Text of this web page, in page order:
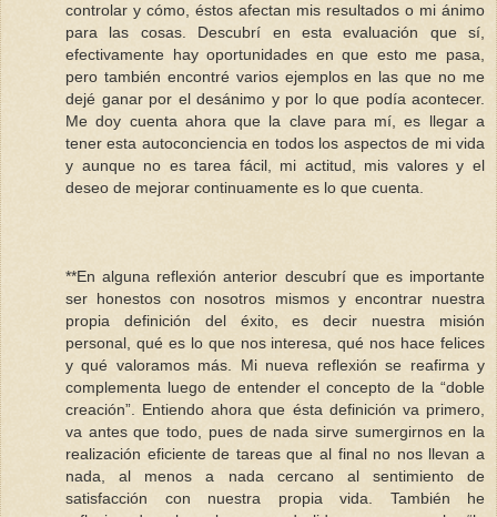
controlar y cómo, éstos afectan mis resultados o mi ánimo
para las cosas. Descubrí en esta evaluación que sí,
efectivamente hay oportunidades en que esto me pasa,
pero también encontré varios ejemplos en las que no me
dejé ganar por el desánimo y por lo que podía acontecer.
Me doy cuenta ahora que la clave para mí, es llegar a
tener esta autoconciencia en todos los aspectos de mi vida
y aunque no es tarea fácil, mi actitud, mis valores y el
deseo de mejorar continuamente es lo que cuenta.
**En alguna reflexión anterior descubrí que es importante
ser honestos con nosotros mismos y encontrar nuestra
propia definición del éxito, es decir nuestra misión
personal, qué es lo que nos interesa, qué nos hace felices
y qué valoramos más. Mi nueva reflexión se reafirma y
complementa luego de entender el concepto de la “doble
creación”. Entiendo ahora que ésta definición va primero,
va antes que todo, pues de nada sirve sumergirnos en la
realización eficiente de tareas que al final no nos llevan a
nada, al menos a nada cercano al sentimiento de
satisfacción con nuestra propia vida. También he